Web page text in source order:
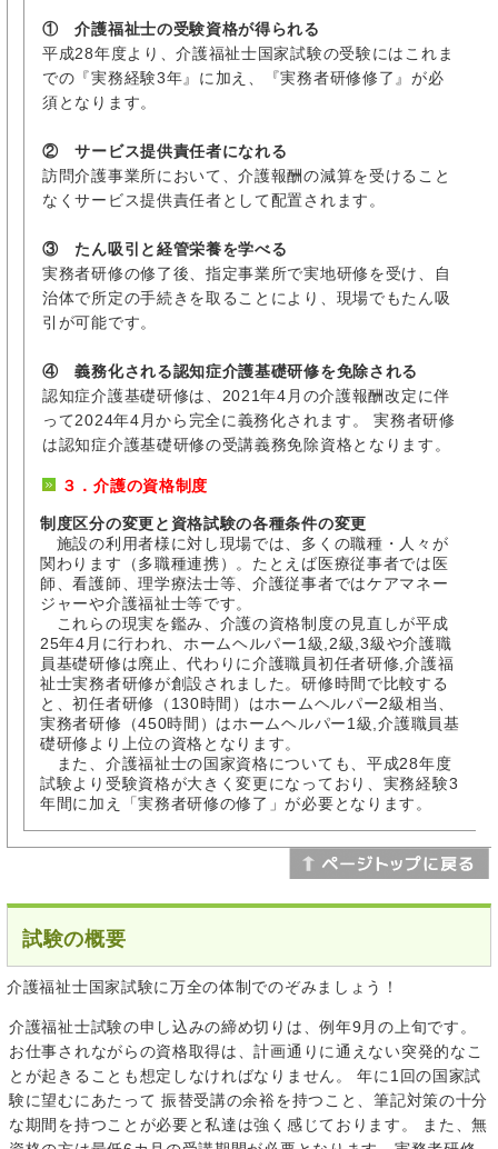
① 介護福祉士の受験資格が得られる
平成28年度より、介護福祉士国家試験の受験にはこれま
での『実務経験3年』に加え、『実務者研修修了』が必
須となります。
② サービス提供責任者になれる
訪問介護事業所において、介護報酬の減算を受けること
なくサービス提供責任者として配置されます。
③ たん吸引と経管栄養を学べる
実務者研修の修了後、指定事業所で実地研修を受け、自
治体で所定の手続きを取ることにより、現場でもたん吸
引が可能です。
④ 義務化される認知症介護基礎研修を免除される
認知症介護基礎研修は、2021年4月の介護報酬改定に伴
って2024年4月から完全に義務化されます。 実務者研修
は認知症介護基礎研修の受講義務免除資格となります。
３．介護の資格制度
制度区分の変更と資格試験の各種条件の変更
施設の利用者様に対し現場では、多くの職種・人々が
関わります（多職種連携）。たとえば医療従事者では医
師、看護師、理学療法士等、介護従事者ではケアマネー
ジャーや介護福祉士等です。
これらの現実を鑑み、介護の資格制度の見直しが平成
25年4月に行われ、ホームヘルパー1級,2級,3級や介護職
員基礎研修は廃止、代わりに介護職員初任者研修,介護福
祉士実務者研修が創設されました。研修時間で比較する
と、初任者研修（130時間）はホームヘルパー2級相当、
実務者研修（450時間）はホームヘルパー1級,介護職員基
礎研修より上位の資格となります。
また、介護福祉士の国家資格についても、平成28年度
試験より受験資格が大きく変更になっており、実務経験3
年間に加え「実務者研修の修了」が必要となります。
試験の概要
介護福祉士国家試験に万全の体制でのぞみましょう！
介護福祉士試験の申し込みの締め切りは、例年9月の上旬です。
お仕事されながらの資格取得は、計画通りに通えない突発的なこ
とが起きることも想定しなければなりません。 年に1回の国家試
験に望むにあたって 振替受講の余裕を持つこと、筆記対策の十分
な期間を持つことが必要と私達は強く感じております。 また、無